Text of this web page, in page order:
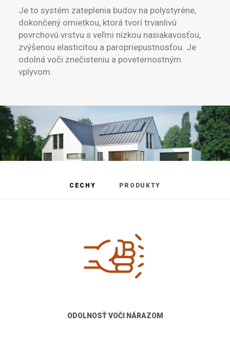
Je to systém zateplenia budov na polystyréne,
dokončený omietkou, ktorá tvorí trvanlivú
povrchovú vrstvu s veľmi nízkou nasiakavosťou,
zvýšenou elasticitou a paropriepustnosťou. Je
odolná voči znečisteniu a poveternostným
vplyvom.
CECHY PRODUKTY
ODOLNOSŤ VOČI NÁRAZOM